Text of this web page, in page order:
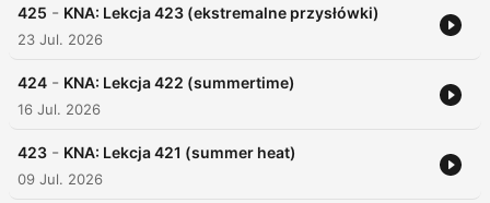
425 - KNA: Lekcja 423 (ekstremalne przysłówki)
23 Jul. 2026
424 - KNA: Lekcja 422 (summertime)
16 Jul. 2026
423 - KNA: Lekcja 421 (summer heat)
09 Jul. 2026